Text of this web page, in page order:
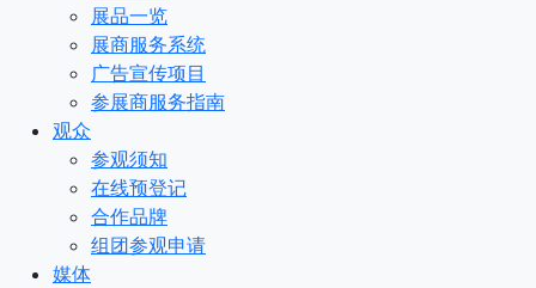
展品一览
展商服务系统
广告宣传项目
参展商服务指南
观众
参观须知
在线预登记
合作品牌
组团参观申请
媒体